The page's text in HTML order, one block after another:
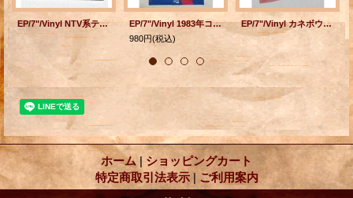
EP/7"/Vinyl NTV系テレビ映画 「祭ばやしが聞こえる」のテーマ/ドリームレーサーI 柳ジョージ (1977) BouRbon
EP/7"/Vinyl 1983年コーセー化粧品春のキャンペーン イメージソング/CMソング 恋は春感/月姫(Moon-Light Princess) 山口美央子 A KAY MUSIC RECORDING
980円(税込)
EP/7"/Vinyl カネボウ化粧品 サンケーキ CMソング Oh! クッキーフェイス ディスコ・ラブ (1977) ティナ・チャールズ Epic
ホーム | ショッピングカート
特定商取引法表示 | ご利用案内